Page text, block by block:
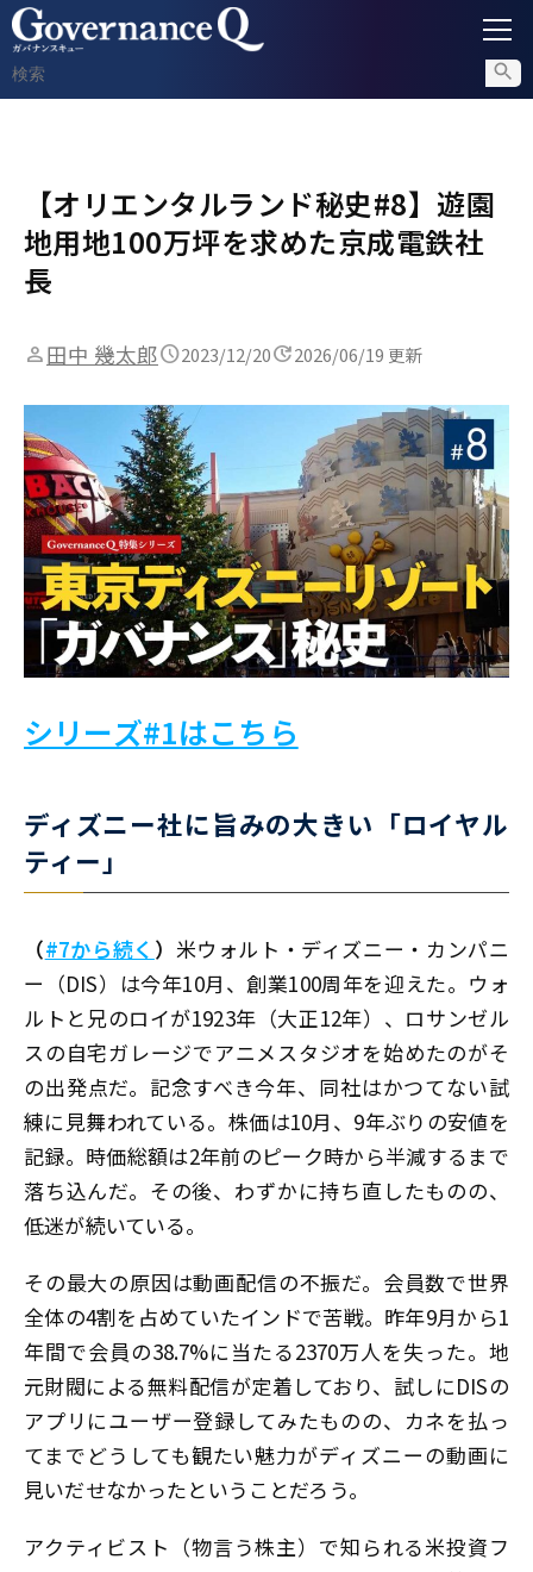
内部通報
不正対策
セミナー情報
【オリエンタルランド秘史#8】遊園
地用地100万坪を求めた京成電鉄社
長
田中 幾太郎 2023/12/20 2026/06/19 更新
シリーズ#1はこちら
ディズニー社に旨みの大きい「ロイヤル
ティー」
（#7から続く ） 米ウォルト・ディズニー・カンパニ
ー（DIS）は今年10月、創業100周年を迎えた。ウォ
ルトと兄のロイが1923年（大正12年）、ロサンゼル
スの自宅ガレージでアニメスタジオを始めたのがそ
の出発点だ。記念すべき今年、同社はかつてない試
練に見舞われている。株価は10月、9年ぶりの安値を
記録。時価総額は2年前のピーク時から半減するまで
落ち込んだ。その後、わずかに持ち直したものの、
低迷が続いている。
その最大の原因は動画配信の不振だ。会員数で世界
全体の4割を占めていたインドで苦戦。昨年9月から1
年間で会員の38.7%に当たる2370万人を失った。地
元財閥による無料配信が定着しており、試しにDISの
アプリにユーザー登録してみたものの、カネを払っ
てまでどうしても観たい魅力がディズニーの動画に
見いだせなかったということだろう。
アクティビスト（物言う株主）で知られる米投資フ